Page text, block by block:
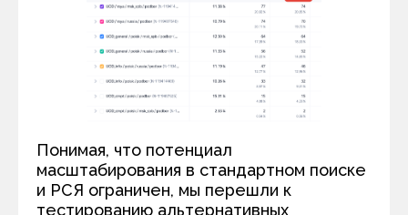
Понимая, что потенциал
масштабирования в стандартном поиске
и РСЯ ограничен, мы перешли к
тестированию альтернативных